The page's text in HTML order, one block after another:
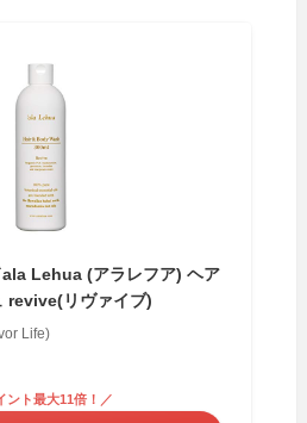
Lehua (アラレフア) ヘア
revive(リヴァイブ)
Life)
ント最大11倍！／